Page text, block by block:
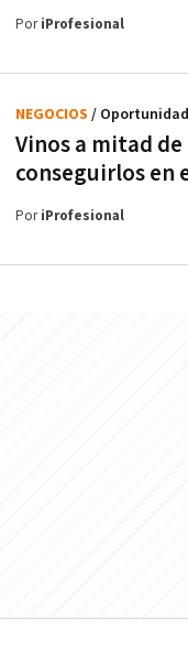
PoriProfesional
Vinos a mitad
conseguirlos en
NEGOCIOS / Oportunidad
PoriProfesional